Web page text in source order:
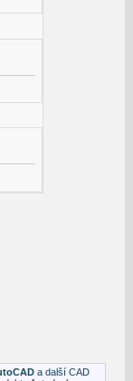
a další CAD